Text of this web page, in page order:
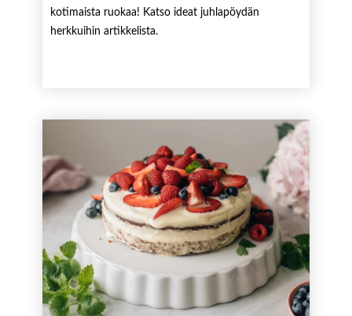
kotimaista ruokaa! Katso ideat juhlapöydän
herkkuihin artikkelista.